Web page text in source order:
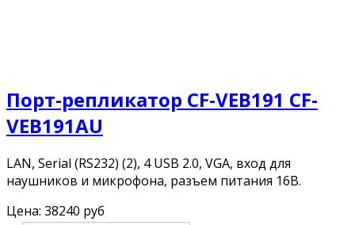
Порт-репликатор CF-VEB191 CF-
VEB191AU
LAN, Serial (RS232) (2), 4 USB 2.0, VGA, вход для
наушников и микрофона, разъем питания 16В.
Цена: 38240 руб